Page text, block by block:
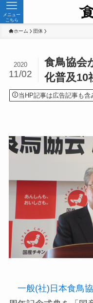
メニュー
こちら
ホーム 団体
食鳥協会
化普及10
2020
11/02
当HP記事は広告記事も含
一般(社)日本食鳥